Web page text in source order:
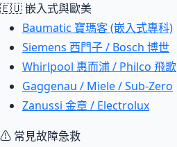
🇪🇺 嵌入式與歐美
Baumatic 寶瑪客 (嵌入式專科)
Siemens 西門子 / Bosch 博世
Whirlpool 惠而浦 / Philco 飛歌
Gaggenau / Miele / Sub-Zero
Zanussi 金章 / Electrolux
⚠ 常見故障急救